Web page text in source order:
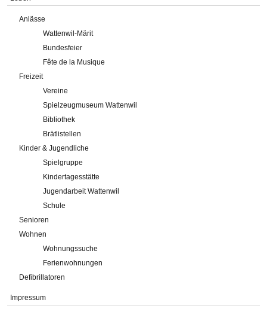
Anlässe
Wattenwil-Märit
Bundesfeier
Fête de la Musique
Freizeit
Vereine
Spielzeugmuseum Wattenwil
Bibliothek
Brätlistellen
Kinder & Jugendliche
Spielgruppe
Kindertagesstätte
Jugendarbeit Wattenwil
Schule
Senioren
Wohnen
Wohnungssuche
Ferienwohnungen
Defibrillatoren
Impressum